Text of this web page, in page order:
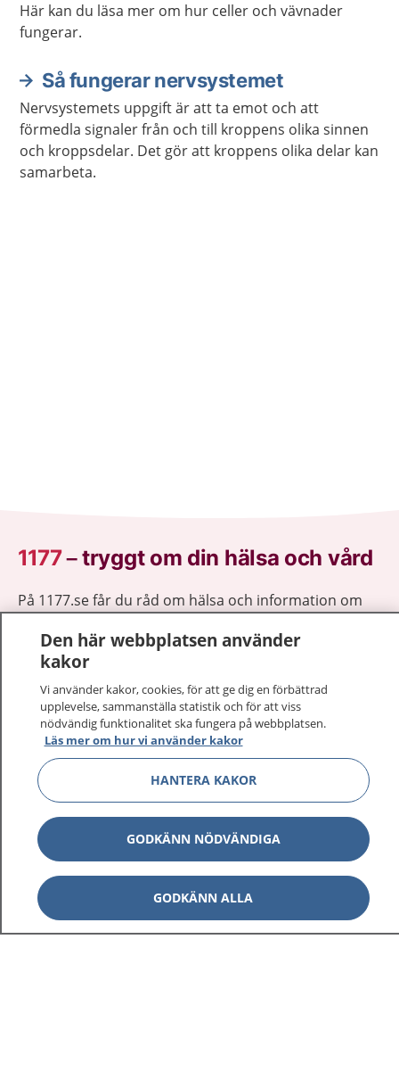
Här kan du läsa mer om hur celler och vävnader
fungerar.
Så fungerar nervsystemet
Nervsystemets uppgift är att ta emot och att
förmedla signaler från och till kroppens olika sinnen
och kroppsdelar. Det gör att kroppens olika delar kan
samarbeta.
1177–tryggt om din hälsa och vård
På 1177.se får du råd om hälsa och information om
Logga in för att läsa din journal och göra dina
vårdärenden. Ring telefonnummer 1177 för
sjukvårdsrådgivning dygnet runt.
1177 ger dig råd när du vill må bättre.
1177 på flera språk Visa
Om 1177 Visa
Kontakt Visa
Den här webbplatsen använder
kakor
Vi använder kakor, cookies, för att ge dig en förbättrad
upplevelse, sammanställa statistik och för att viss
nödvändig funktionalitet ska fungera på webbplatsen.
Läs mer om hur vi använder kakor
HANTERA KAKOR
GODKÄNN NÖDVÄNDIGA
GODKÄNN ALLA